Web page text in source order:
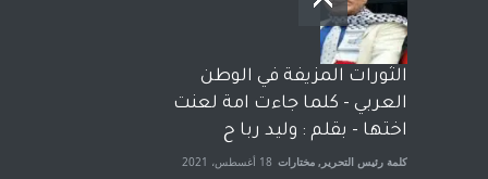
وترافع فيها بنفسه مرة اخرى..
الشيخ طارق يوسف يقهر
الحكومة الأمريكية ، فأعطوه
الجنسية عن يد وهم صاغرون،
آراء حرة مختارات 7 أبريل، 2023
الثورات المزيفة في الوطن
العربي - كلما جاءت امة لعنت
اختها - بقلم : وليد ربا ح
كلمة رئيس التحرير , مختارات 18 أغسطس، 2021